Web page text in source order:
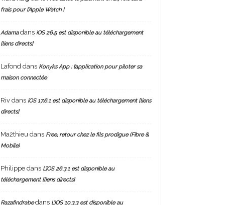
frais pour l’Apple Watch !
Adamadans iOS 26.5 est disponible au téléchargement
[liens directs]
Lafond dans Konyks App : l’application pour piloter sa
maison connectée
Rivdans iOS 17.6.1 est disponible au téléchargement [liens
directs]
Ma2thieu dans Free, retour chez le fils prodigue (Fibre &
Mobile)
Philippedans L’iOS 26.3.1 est disponible au
téléchargement [liens directs]
Razafindrabedans L’iOS 10.3.3 est disponible au